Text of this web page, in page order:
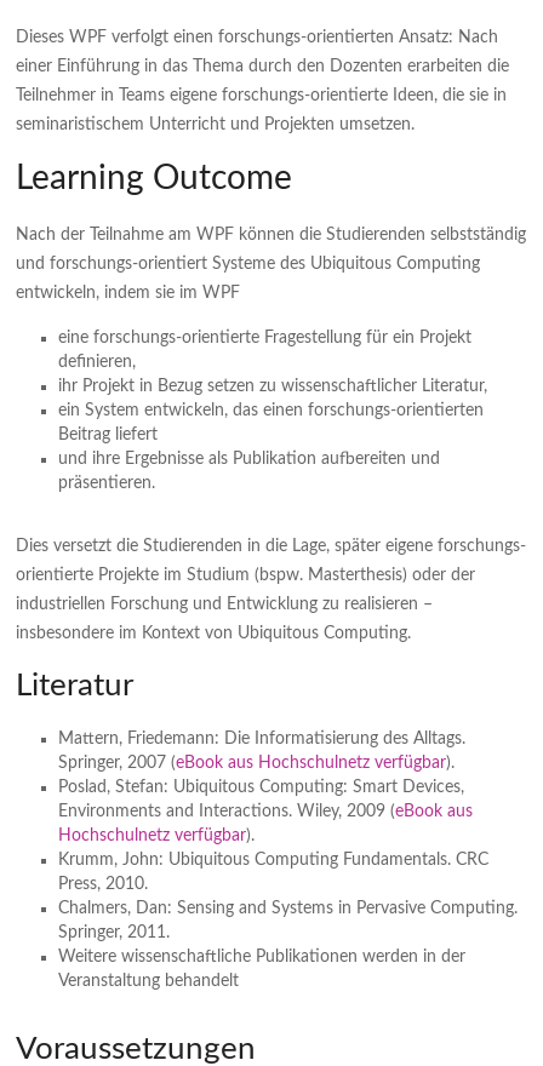
Dieses WPF verfolgt einen forschungs-orientierten Ansatz: Nach
einer Einführung in das Thema durch den Dozenten erarbeiten die
Teilnehmer in Teams eigene forschungs-orientierte Ideen, die sie in
seminaristischem Unterricht und Projekten umsetzen.
Learning Outcome
Nach der Teilnahme am WPF können die Studierenden selbstständig
und forschungs-orientiert Systeme des Ubiquitous Computing
entwickeln, indem sie im WPF
eine forschungs-orientierte Fragestellung für ein Projekt
definieren,
ihr Projekt in Bezug setzen zu wissenschaftlicher Literatur,
ein System entwickeln, das einen forschungs-orientierten
Beitrag liefert
und ihre Ergebnisse als Publikation aufbereiten und
präsentieren.
Dies versetzt die Studierenden in die Lage, später eigene forschungs-
orientierte Projekte im Studium (bspw. Masterthesis) oder der
industriellen Forschung und Entwicklung zu realisieren –
insbesondere im Kontext von Ubiquitous Computing.
Literatur
Mattern, Friedemann: Die Informatisierung des Alltags.
Springer, 2007 (eBook aus Hochschulnetz verfügbar).
Poslad, Stefan: Ubiquitous Computing: Smart Devices,
Environments and Interactions. Wiley, 2009 (eBook aus
Hochschulnetz verfügbar).
Krumm, John: Ubiquitous Computing Fundamentals. CRC
Press, 2010.
Chalmers, Dan: Sensing and Systems in Pervasive Computing.
Springer, 2011.
Weitere wissenschaftliche Publikationen werden in der
Veranstaltung behandelt
Voraussetzungen